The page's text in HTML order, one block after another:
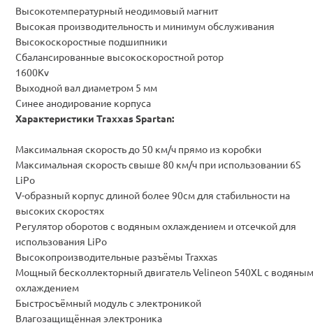
Высокотемпературный неодимовый магнит
Высокая производительность и минимум обслуживания
Высокоскоростные подшипники
Сбалансированные высокоскоростной ротор
1600Kv
Выходной вал диаметром 5 мм
Синее анодирование корпуса
Характеристики Traxxas Spartan:
Максимальная скорость до 50 км/ч прямо из коробки
Максимальная скорость свыше 80 км/ч при использовании 6S
LiPo
V-образный корпус длиной более 90см для стабильности на
высоких скоростях
Регулятор оборотов с водяным охлаждением и отсечкой для
использования LiPo
Высокопроизводительные разъёмы Traxxas
Мощный бесколлекторный двигатель Velineon 540XL с водяным
охлаждением
Быстросъёмный модуль с электроникой
Влагозащищённая электроника